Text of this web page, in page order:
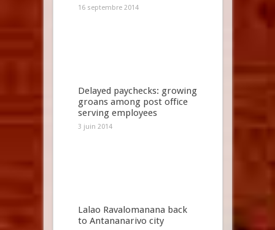
16 septembre 2014
Delayed paychecks: growing
groans among post office
serving employees
3 juin 2014
Lalao Ravalomanana back
to Antananarivo city